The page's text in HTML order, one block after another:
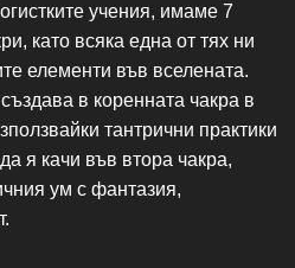
учения, имаме 7
като всяка една от тях ни
елементи във вселената.
в коренната чакра в
тантрични практики
я качи във втора чакра,
ум с фантазия,